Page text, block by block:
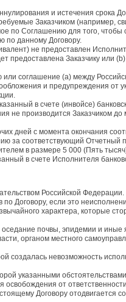
и истечения срока
Заказчиком (например,
по Соглашению для того, чтобы
по данному Договору.
не предоставлен
предоставлена Заказчику или
соглашение (a) между
и предупреждения от
в счете (инвойсе)
не производится Заказчиком до
дней с момента окончания
за соответствующий
в размере 5 000 (Пять
в счете Исполнителя
Российской Федерации.
Договору, если это
характера, которые
почвы, эпидемии и
органом местного
создалась невозможность
указанными
освобождения от
Договору отодвигается